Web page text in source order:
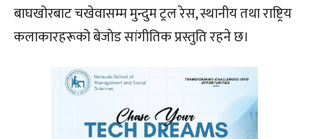
बाघखोरबाट चखेवासम्म मुन्दुम ट्रल रेस, स्थानीय तथा राष्ट्रिय
कलाकारहरूको बेजोड सांगीतिक प्रस्तुति रहने छ।